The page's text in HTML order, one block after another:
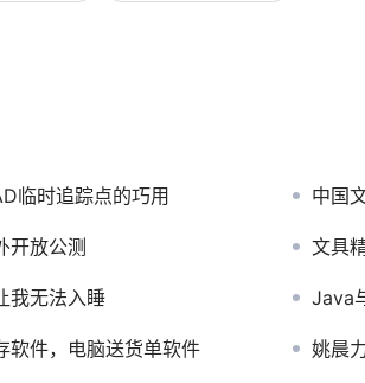
临时追踪点的巧用 中国
开放公测 文具
我无法入睡 Java
软件，电脑送货单软件 姚晨